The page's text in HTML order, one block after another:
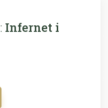
Infernet i